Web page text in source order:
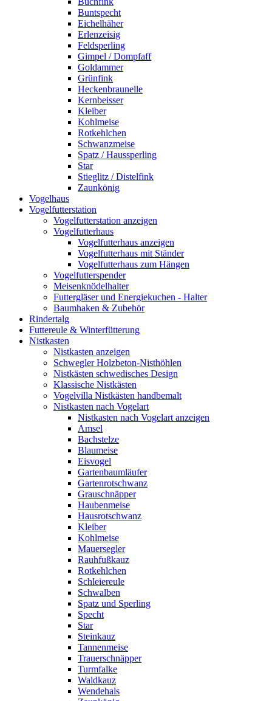
Buntspecht
Eichelhäher
Erlenzeisig
Feldsperling
Gimpel / Dompfaff
Goldammer
Grünfink
Heckenbraunelle
Kernbeisser
Kleiber
Kohlmeise
Rotkehlchen
Schwanzmeise
Spatz / Haussperling
Star
Stieglitz / Distelfink
Zaunkönig
Vogelhaus
Vogelfutterstation
Vogelfutterstation anzeigen
Vogelfutterhaus
Vogelfutterhaus anzeigen
Vogelfutterhaus mit Ständer
Vogelfutterhaus zum Hängen
Vogelfutterspender
Meisenknödelhalter
Futtergläser und Energiekuchen - Halter
Baumhaken & Zubehör
Rindertalg
Futtereule & Winterfütterung
Nistkasten
Nistkasten anzeigen
Schwegler Holzbeton-Nisthöhlen
Nistkästen schwedisches Design
Klassische Nistkästen
Vogelvilla Nistkästen handbemalt
Nistkasten nach Vogelart
Nistkasten nach Vogelart anzeigen
Amsel
Bachstelze
Blaumeise
Eisvogel
Gartenbaumläufer
Gartenrotschwanz
Grauschnäpper
Haubenmeise
Hausrotschwanz
Kleiber
Kohlmeise
Mauersegler
Rauhfußkauz
Rotkehlchen
Schleiereule
Schwalben
Spatz und Sperling
Specht
Star
Steinkauz
Tannenmeise
Trauerschnäpper
Turmfalke
Waldkauz
Wendehals